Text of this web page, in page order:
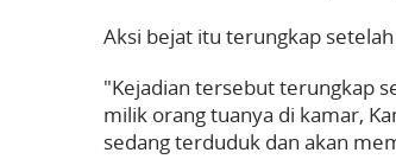
Aksi bejat itu terungkap
"Kejadian tersebut terungkap
milik orang tuanya di kamar,
sedang terduduk dan akan